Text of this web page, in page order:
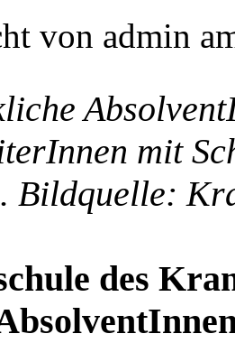
von admin
mit
Bildquelle:
des